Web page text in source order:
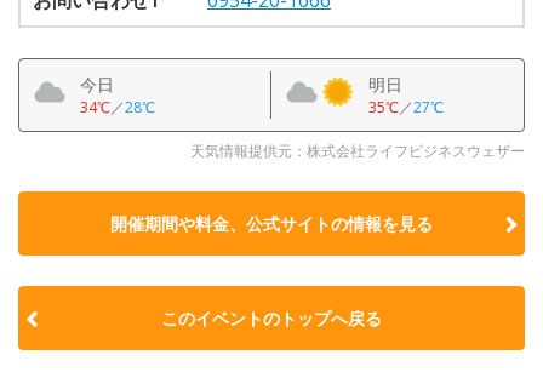
今日
34℃／28℃
明日
35℃／27℃
天気情報提供元：株式会社ライフビジネスウェザー
開催期間や料金、公式サイトの情報を見る
このイベントのトップへ戻る